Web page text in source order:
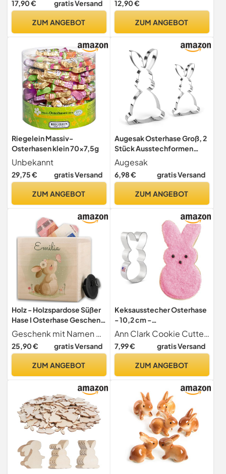
Osterbrunch Give-Away
17,90 € gratis Versand
ZUM ANGEBOT
Oster-Deko
Dekohase Dekofigur Ostern
12,90 €
ZUM ANGEBOT
Riegelein Massiv-
Osterhasen klein 70x7,5g
Unbekannt
29,75 € gratis Versand
ZUM ANGEBOT
Augesak Osterhase Groß, 2
Stück Ausstechformen
Ostern, Hasen Ausstecher
Groß, Keksausstecher
Ostern Edelstahl
Plätzchen Ausstecher Hase
Augesak
6,98 € gratis Versand
ZUM ANGEBOT
Holz - Holzspardose Süßer
Hase I Osterhase Geschenk
Kinder Geldgeschenk |
Spardose Mädchen |
Geschenk zu Ostern für
- kinderspardose
Geschenk mit Namen personalisiert by Shirtracer
25,90 € gratis Versand
ZUM ANGEBOT
Keksausstecher Osterhase
- 10,2 cm -
Ausstechformen Ostern
von Ann Clark USA
Ann Clark Cookie Cutters
7,99 € gratis Versand
ZUM ANGEBOT